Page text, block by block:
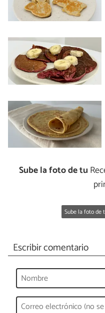
Sube la foto de tu
Sube la foto de
Escribir comentario